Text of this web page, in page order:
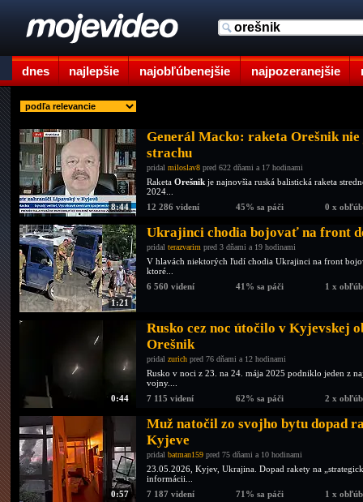
dnes najlepšie najobľúbenejšie najpozeranejšie
8:44
Generál Macko: raketa Orešnik
strachu
pridal miloslav8 pred 622 dňami a 17 hodinami
Raketa Orešnik je najnovšia ruská balistická raketa
2024...
12 286 videní
45% sa páči 0 x
1:21
Ukrajinci chodia bojovať na front
pridal terazvarim pred 3 dňami a 19 hodinami
V hlavách niektorých ľudí chodia Ukrajinci na front
ktoré...
6 560 videní
41% sa páči 1 x
0:44
Rusko cez noc útočilo v Kyjevskej
Orešnik
pridal zurich pred 76 dňami a 12 hodinami
Rusko v noci z 23. na 24. mája 2025 podniklo jeden z
vojny....
7 115 videní
62% sa páči 2 x
0:57
Muž natočil zo svojho bytu dopad
Kyjeve
pridal batman159 pred 75 dňami a 10 hodinami
23.05.2026, Kyjev, Ukrajina. Dopad rakety na
informácii...
7 187 videní
71% sa páči 1 x